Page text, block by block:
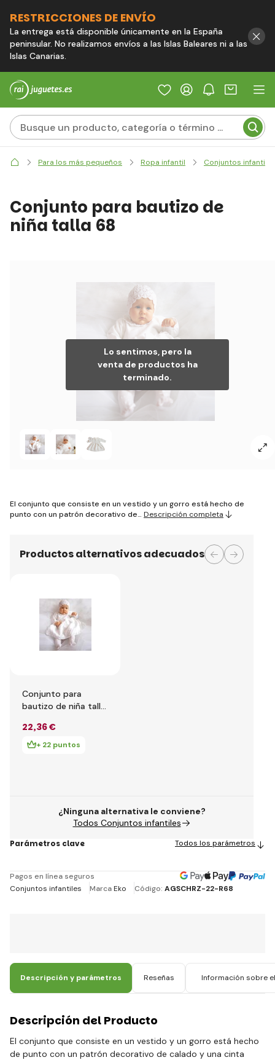
RESTRICCIONES DE ENVÍO
La entrega está disponible únicamente en la España
peninsular. No realizamos envíos a las Islas Baleares ni a las
Islas Canarias.
Para los más pequeños Ropa infantil Conjuntos infantiles
Lo sentimos, pero la
venta de productos ha
terminado.
Conjunto para bautizo de
niña talla 68
El conjunto que consiste en un vestido y un gorro está hecho de
punto con un patrón decorativo de… Descripción completa
Productos alternativos adecuados
Conjunto para
bautizo de niña talla
22,36 €
+ 22 puntos
¿Ninguna alternativa le conviene?
Todos Conjuntos infantiles
Parámetros clave Todos los parámetros
Pagos en línea seguros
Conjuntos infantiles
MarcaEko Código: AGSCHRZ-22-R68
Descripción y parámetros Reseñas Información sobre
Descripción del Producto
El conjunto que consiste en un vestido y un gorro está hecho
de punto con un patrón decorativo de calado y una cinta